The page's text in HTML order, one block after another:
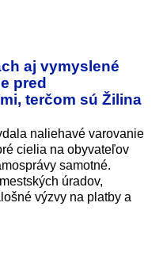
aj vymyslené
pred
terčom sú Žilina
naliehavé varovanie
cielia na obyvateľov
samotné.
úradov,
výzvy na platby a